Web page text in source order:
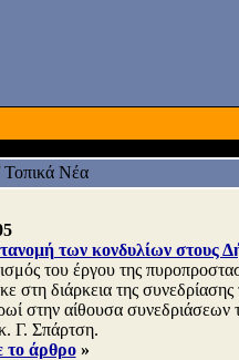
Τοπικά Νέα
των κονδυλίων στους
του έργου της
στη διάρκεια της
στην αίθουσα
Γ. Σπάρτση.
το άρθρο»